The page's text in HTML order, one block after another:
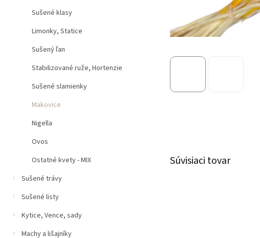
Sušené klasy
Limonky, Statice
Sušený ľan
Stabilizované ruže, Hortenzie
Sušené slamienky
Makovice
Nigella
Ovos
Ostatné kvety - MIX
Sušené trávy
Sušené listy
Kytice, Vence, sady
Machy a lišajníky
Súvisiaci tovar